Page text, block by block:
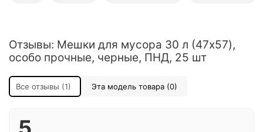
Отзывы: Мешки для мусора 30 л (47x57),
особо прочные, черные, ПНД, 25 шт
Все отзывы (1) Эта модель товара (0)